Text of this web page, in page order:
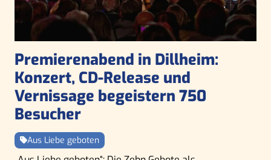
Premierenabend in Dillheim:
Konzert, CD-Release und
Vernissage begeistern 750
Besucher
Aus Liebe geboten